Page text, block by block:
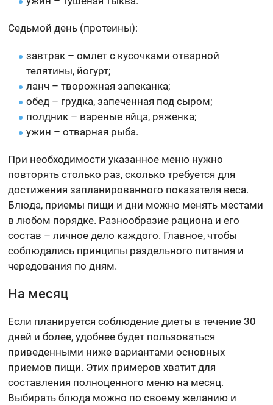
Седьмой день (протеины):
завтрак – омлет с кусочками отварной
телятины, йогурт;
ланч­ ­– творожная запеканка;
обед – грудка, запеченная под сыром;
полдник – вареные яйца, ряженка;
ужин – отварная рыба.
При необходимости указанное меню нужно
повторять столько раз, сколько требуется для
достижения запланированного показателя веса.
Блюда, приемы пищи и дни можно менять местами
в любом порядке. Разнообразие рациона и его
состав – личное дело каждого. Главное, чтобы
соблюдались принципы раздельного питания и
чередования по дням.
На месяц
Если планируется соблюдение диеты в течение 30
дней и более, удобнее будет пользоваться
приведенными ниже вариантами основных
приемов пищи. Этих примеров хватит для
составления полноценного меню на месяц.
Выбирать блюда можно по своему желанию и